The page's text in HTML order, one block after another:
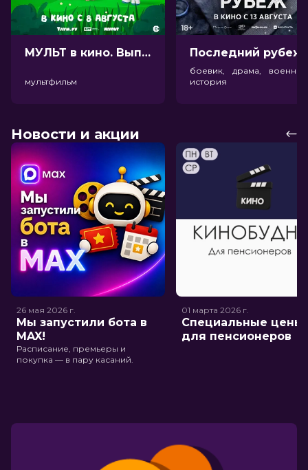
МУЛЬТ в кино. Выпуск №198. Некогда скучать (0+)
мультфильм
боевик, драма,
история
Новости и акции
26 мая 2026 г.
Мы запустили бота в
MAX!
Расписание, премьеры и
покупка — в пару касаний.
01 марта 2026 г.
Специальные цены
для пенсионеров